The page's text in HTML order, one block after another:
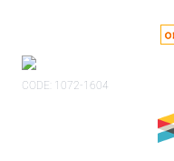
CODE: 1072-1604